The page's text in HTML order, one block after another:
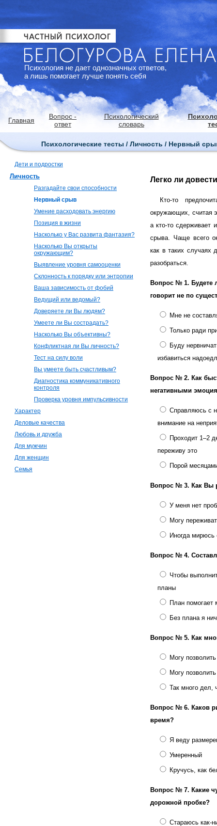
Психология не дает однозначных ответов,
а лишь помогает лучше понять себя
Главная
Вопрос -
ответ
Психологический
словарь
Психологические тесты / Личность / Нервный
Дети и подростки
Личность
Разгадайте свои способности
Нервный срыв
Умение расходовать энергию
Позиция в жизни
Насколько у Вас развита фантазия?
Насколько Вы открыты
окружающим?
Выявление уровня самооценки
Склонность к порядку или энтропии
Ваша зависимость от фобий
Ведущий или ведомый?
Доверяете ли Вы людям?
Умеете ли Вы сострадать?
Насколько Вы объективны?
Конфликтная ли Вы личность?
Тест на силу воли
Вы умеете быть счастливым?
Диагностика коммуникативного
контроля
Проверка уровня импульсивности
Характер
Деловые качества
Любовь и дружба
Для мужчин
Для женщин
Семья
Легко ли
Кто-то
окружающих, считая
а кто-то сдерживает
срыва. Чаще всего
как в таких случаях
разобраться.
Вопрос № 1. Будете
говорит не по
Мне не
Только ради
Буду
избавиться
Вопрос № 2. Как
негативными
Cправляюсь с
внимание на
Проходит 1–2
переживу это
Порой
Вопрос № 3. Как Вы
У меня нет
Могу
Иногда мирюсь
Вопрос № 4.
Чтобы
планы
План помогает
Без плана я
Вопрос № 5. Как
Могу
Могу
Так много дел,
Вопрос № 6. Каков
время?
Я веду
Умеренный
Кручусь, как
Вопрос № 7. Какие
дорожной пробке?
Стараюсь как-